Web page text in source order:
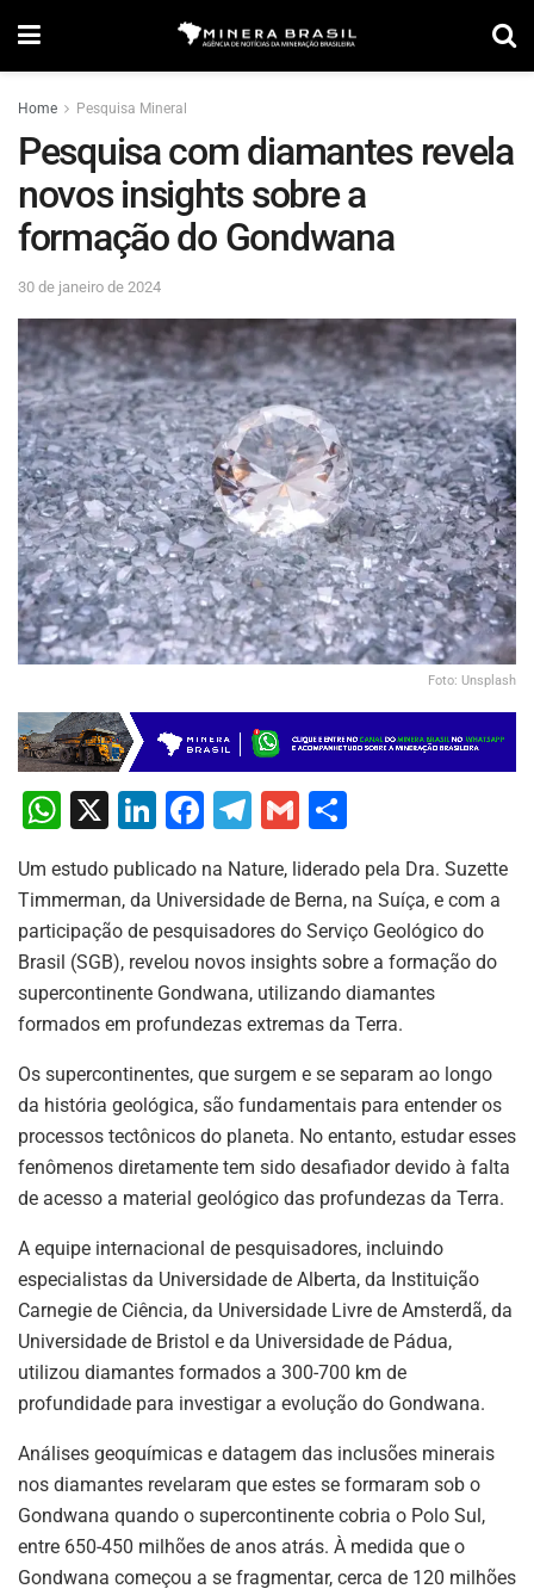
Home Pesquisa Mineral
Pesquisa com diamantes revela
novos insights sobre a
formação do Gondwana
30 de janeiro de 2024
Foto: Unsplash
W
at
s
A
p
p
X
Li
k
e
dI
n
F
c
e
b
o
o
k
T
e
gr
a
m
G
ai
l
ar
e
Um estudo publicado na Nature, liderado pela Dra. Suzette
Timmerman, da Universidade de Berna, na Suíça, e com a
participação de pesquisadores do Serviço Geológico do
Brasil (SGB), revelou novos insights sobre a formação do
supercontinente Gondwana, utilizando diamantes
formados em profundezas extremas da Terra.
Os supercontinentes, que surgem e se separam ao longo
da história geológica, são fundamentais para entender os
processos tectônicos do planeta. No entanto, estudar esses
fenômenos diretamente tem sido desafiador devido à falta
de acesso a material geológico das profundezas da Terra.
A equipe internacional de pesquisadores, incluindo
especialistas da Universidade de Alberta, da Instituição
Carnegie de Ciência, da Universidade Livre de Amsterdã, da
Universidade de Bristol e da Universidade de Pádua,
utilizou diamantes formados a 300-700 km de
profundidade para investigar a evolução do Gondwana.
Análises geoquímicas e datagem das inclusões minerais
nos diamantes revelaram que estes se formaram sob o
Gondwana quando o supercontinente cobria o Polo Sul,
entre 650-450 milhões de anos atrás. À medida que o
Gondwana começou a se fragmentar, cerca de 120 milhões